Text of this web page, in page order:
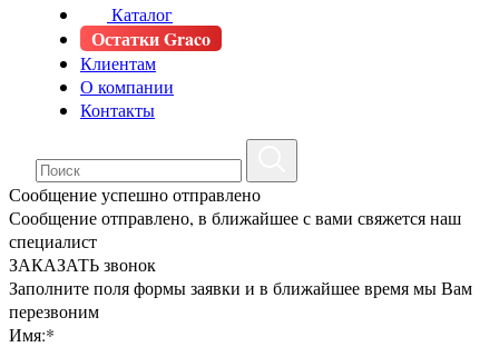
Каталог
Остатки Graco
Клиентам
О компании
Контакты
Сообщение успешно отправлено
Сообщение отправлено, в ближайшее с вами свяжется наш
специалист
ЗАКАЗАТЬ звонок
Заполните поля формы заявки и в ближайшее время мы Вам
перезвоним
Имя:*